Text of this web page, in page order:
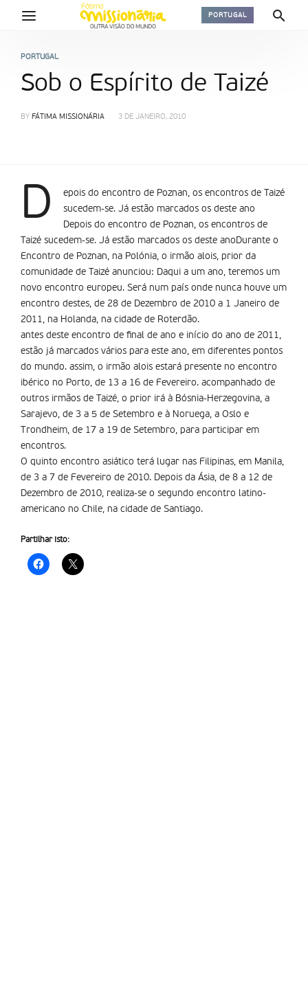
PORTUGAL
PORTUGAL
Sob o Espírito de Taizé
BY FÁTIMA MISSIONÁRIA 3 DE JANEIRO, 2010
D
epois do encontro de Poznan, os encontros de Taizé
sucedem-se. Já estão marcados os deste ano
Depois do encontro de Poznan, os encontros de
Taizé sucedem-se. Já estão marcados os deste anoDurante o
Encontro de Poznan, na Polónia, o irmão alois, prior da
comunidade de Taizé anunciou: Daqui a um ano, teremos um
novo encontro europeu. Será num país onde nunca houve um
encontro destes, de 28 de Dezembro de 2010 a 1 Janeiro de
2011, na Holanda, na cidade de Roterdão.
antes deste encontro de final de ano e início do ano de 2011,
estão já marcados vários para este ano, em diferentes pontos
do mundo. assim, o irmão alois estará presente no encontro
ibérico no Porto, de 13 a 16 de Fevereiro. acompanhado de
outros irmãos de Taizé, o prior irá à Bósnia-Herzegovina, a
Sarajevo, de 3 a 5 de Setembro e à Noruega, a Oslo e
Trondheim, de 17 a 19 de Setembro, para participar em
encontros.
O quinto encontro asiático terá lugar nas Filipinas, em Manila,
de 3 a 7 de Fevereiro de 2010. Depois da Ásia, de 8 a 12 de
Dezembro de 2010, realiza-se o segundo encontro latino-
americano no Chile, na cidade de Santiago.
Partilhar isto: